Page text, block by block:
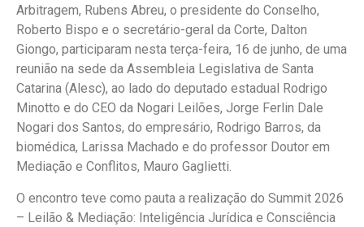
Arbitragem, Rubens Abreu, o presidente do Conselho,
Roberto Bispo e o secretário-geral da Corte, Dalton
Giongo, participaram nesta terça-feira, 16 de junho, de uma
reunião na sede da Assembleia Legislativa de Santa
Catarina (Alesc), ao lado do deputado estadual Rodrigo
Minotto e do CEO da Nogari Leilões, Jorge Ferlin Dale
Nogari dos Santos, do empresário, Rodrigo Barros, da
biomédica, Larissa Machado e do professor Doutor em
Mediação e Conflitos, Mauro Gaglietti.
O encontro teve como pauta a realização do Summit 2026
– Leilão & Mediação: Inteligência Jurídica e Consciência